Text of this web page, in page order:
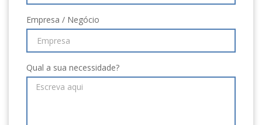
Empresa / Negócio
Qual a sua necessidade?